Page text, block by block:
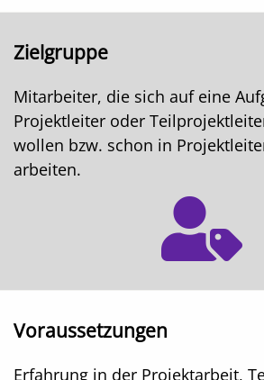
Zielgruppe
Mitarbeiter, die sich auf eine
Projektleiter oder
wollen bzw. schon in
arbeiten.
Voraussetzungen
Erfahrung in der Projektarbeit,